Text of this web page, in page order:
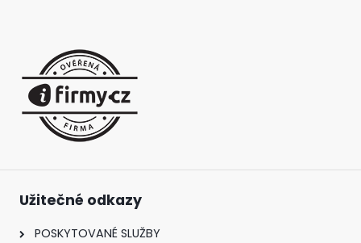
Užitečné odkazy
POSKYTOVANÉ SLUŽBY